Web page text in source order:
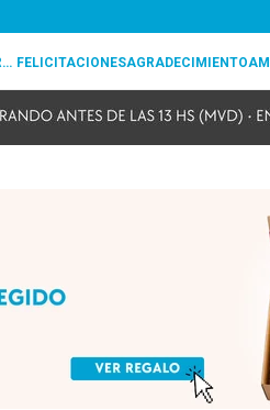
REGALOS EMPRESARIALES PERSONALIZADOS FELICITACIONESAGRADECIMIENTO